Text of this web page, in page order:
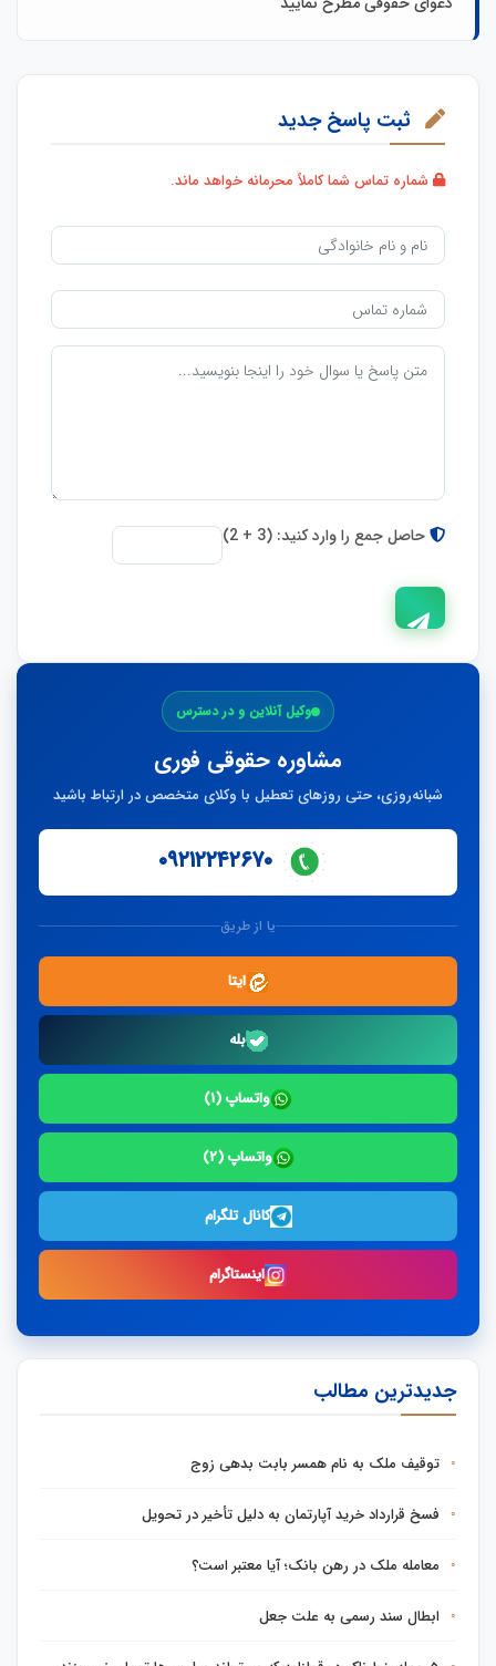
ثبت پاسخ جدید
شماره تماس شما کاملاً محرمانه خواهد ماند.
حاصل جمع را وارد کنید: (3 + 2)
وکیل آنلاین و در دسترس
مشاوره حقوقی فوری
شبانه‌روزی، حتی روزهای تعطیل با وکلای متخصص در ارتباط باشید
۰۹۲۱۲۲۴۲۶۷۰
یا از طریق
ایتا
بله
واتساپ (۱)
واتساپ (۲)
کانال تلگرام
اینستاگرام
جدیدترین مطالب
توقیف ملک به نام همسر بابت بدهی زوج
فسخ قرارداد خرید آپارتمان به دلیل تأخیر در تحویل
معامله ملک در رهن بانک؛ آیا معتبر است؟
ابطال سند رسمی به علت جعل